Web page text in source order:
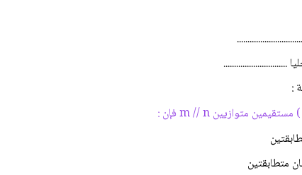
..............................
:
متطابقتين